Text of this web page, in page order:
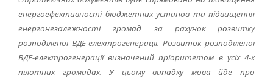
енергоефективності бюджетних установ та підвищення
енергонезалежності громад за рахунок розвитку
розподіленої ВДЕ-електрогенерації. Розвиток розподіленої
ВДЕ-електрогенерації визначений пріоритетом в усіх 4-х
пілотних громадах. У цьому випадку мова йде про